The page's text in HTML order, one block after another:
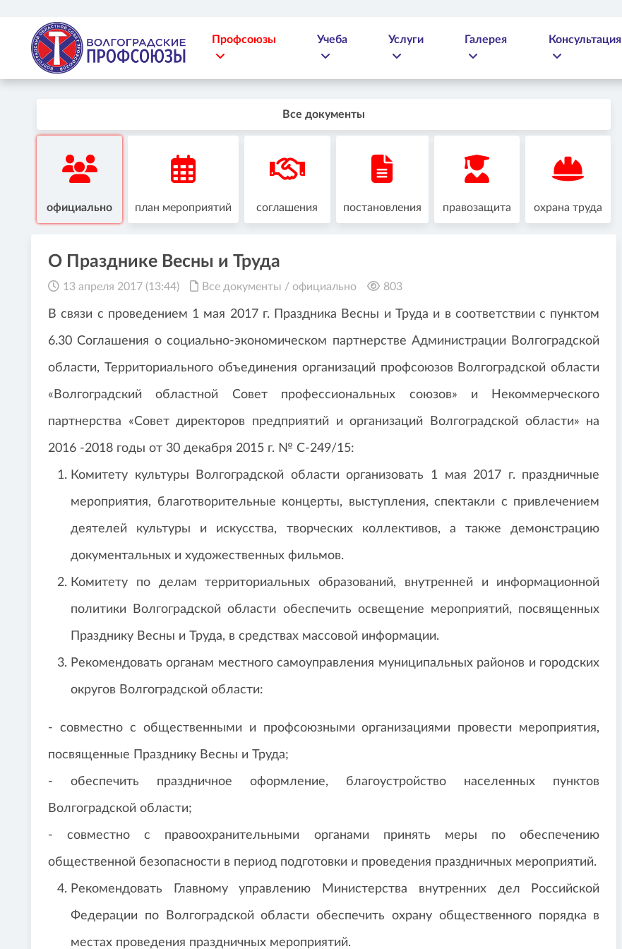
Профсоюзы Учеба Услуги Галерея Консультация
Все документы
официально план мероприятий соглашения постановления правозащита охрана труда
О Празднике Весны и Труда
13 апреля 2017 (13:44) Все документы / официально 803
В связи с проведением 1 мая 2017 г. Праздника Весны и Труда и в соответствии с пунктом
6.30 Соглашения о социально-экономическом партнерстве Администрации Волгоградской
области, Территориального объединения организаций профсоюзов Волгоградской области
«Волго­градский областной Совет профессиональных союзов» и Некоммерческого
партнерства «Совет директоров предприятий и организаций Волгоградской области» на
2016 -2018 годы от 30 декабря 2015 г. № С-249/15:
Комитету культуры Волгоградской области организовать 1 мая 2017 г. праздничные
мероприятия, благотворительные концерты, выступления, спектакли с привлечением
деятелей культуры и искусства, творческих коллективов, а также демонстрацию
документальных и художественных фильмов.
Комитету по делам территориальных образований, внутренней и информационной
политики Волгоградской области обеспечить освещение мероприятий, посвященных
Празднику Весны и Труда, в средствах массовой информации.
Рекомендовать органам местного самоуправления муниципальных районов и городских
округов Волгоградской области:
- совместно с общественными и профсоюзными организациями провести мероприятия,
посвященные Празднику Весны и Труда;
- обеспечить праздничное оформление, благоустройство населенных пунктов
Волгоградской области;
- совместно с правоохранительными органами принять меры по обеспечению
общественной безопасности в период подготовки и проведения праздничных мероприятий.
Рекомендовать Главному управлению Министерства внутренних дел Российской
Федерации по Волгоградской области обеспечить охрану общественного порядка в
местах проведения праздничных мероприятий.